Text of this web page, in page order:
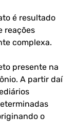
é resultado
reações
complexa.
presente na
A partir daí
o